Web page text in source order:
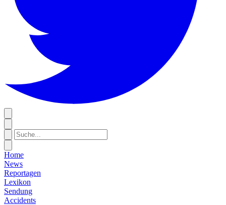
Home
News
Reportagen
Lexikon
Sendung
Accidents